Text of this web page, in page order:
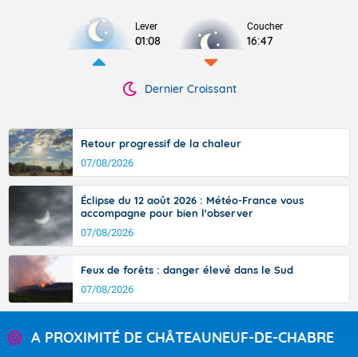
Lever
01:08
Coucher
16:47
Dernier Croissant
Retour progressif de la chaleur
07/08/2026
Éclipse du 12 août 2026 : Météo-France vous
accompagne pour bien l'observer
07/08/2026
Feux de forêts : danger élevé dans le Sud
07/08/2026
A PROXIMITÉ DE CHÂTEAUNEUF-DE-CHABRE